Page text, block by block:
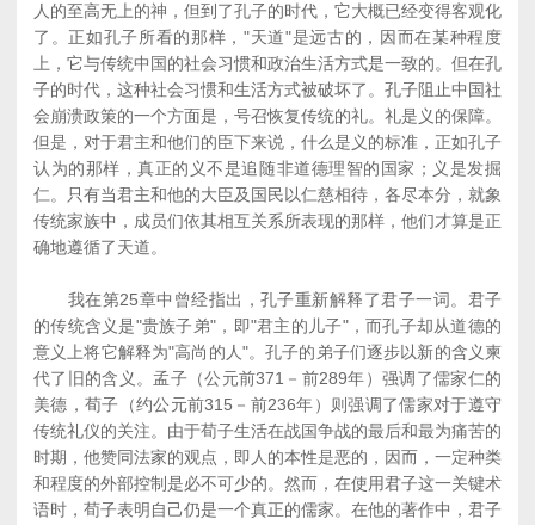
人的至高无上的神，但到了孔子的时代，它大概已经变得客观化
了。正如孔子所看的那样，"天道"是远古的，因而在某种程度
上，它与传统中国的社会习惯和政治生活方式是一致的。但在孔
子的时代，这种社会习惯和生活方式被破坏了。孔子阻止中国社
会崩溃政策的一个方面是，号召恢复传统的礼。礼是义的保障。
但是，对于君主和他们的臣下来说，什么是义的标准，正如孔子
认为的那样，真正的义不是追随非道德理智的国家；义是发掘
仁。只有当君主和他的大臣及国民以仁慈相待，各尽本分，就象
传统家族中，成员们依其相互关系所表现的那样，他们才算是正
确地遵循了天道。
我在第25章中曾经指出，孔子重新解释了君子一词。君子
的传统含义是"贵族子弟"，即"君主的儿子"，而孔子却从道德的
意义上将它解释为"高尚的人"。孔子的弟子们逐步以新的含义柬
代了旧的含义。孟子（公元前371－前289年）强调了儒家仁的
美德，荀子（约公元前315－前236年）则强调了儒家对于遵守
传统礼仪的关注。由于荀子生活在战国争战的最后和最为痛苦的
时期，他赞同法家的观点，即人的本性是恶的，因而，一定种类
和程度的外部控制是必不可少的。然而，在使用君子这一关键术
语时，荀子表明自己仍是一个真正的儒家。在他的著作中，君子